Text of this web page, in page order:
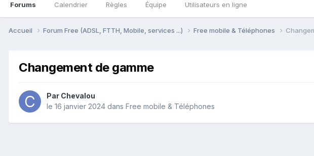
Forums Calendrier Règles Équipe Utilisateurs en ligne
Accueil Forum Free (ADSL, FTTH, Mobile, services ...) Free mobile & Téléphones
Changement de gamme
Par Chevalou
le 16 janvier 2024 dans Free mobile & Téléphones